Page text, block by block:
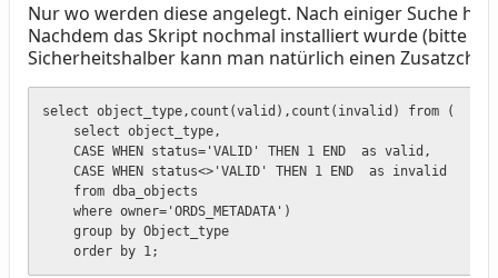
Nur wo werden diese angelegt. Nach einiger Suche
Nachdem das Skript nochmal installiert wurde (bitte im
Sicherheitshalber kann man natürlich einen
select object_type,count(valid),count(invalid) from (
    select object_type,
    CASE WHEN status='VALID' THEN 1 END  as valid,
    CASE WHEN status<>'VALID' THEN 1 END  as invalid
    from dba_objects
    where owner='ORDS_METADATA')
    group by Object_type
    order by 1;